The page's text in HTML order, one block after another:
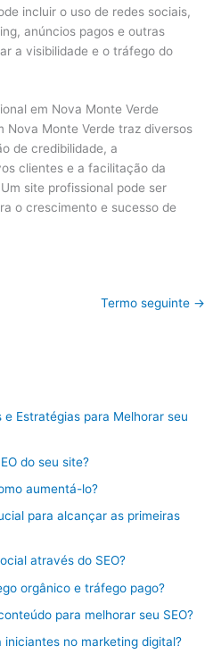
incluir o uso de redes sociais,
anúncios pagos e outras
a visibilidade e o tráfego do
em Nova Monte Verde
Nova Monte Verde traz diversos
de credibilidade, a
clientes e a facilitação da
site profissional pode ser
o crescimento e sucesso de
Termo seguinte →
e Estratégias para Melhorar seu
do seu site?
aumentá-lo?
para alcançar as primeiras
através do SEO?
orgânico e tráfego pago?
para melhorar seu SEO?
iniciantes no marketing digital?